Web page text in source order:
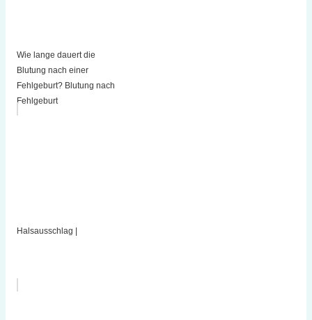
Wie lange dauert die
Blutung nach einer
Fehlgeburt? Blutung nach
Fehlgeburt
Halsausschlag |